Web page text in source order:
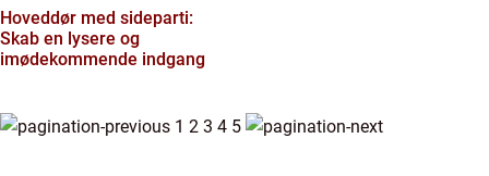
Hoveddør med sideparti:
Skab en lysere og
imødekommende indgang
1 2 3 4 5